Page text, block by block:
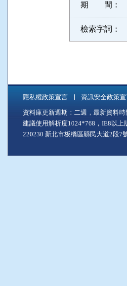
期 間：
檢索字詞：
隱私權政策宣言 資訊安全政策
資料庫更新週期：二週，最新資料時
建議使用解析度1024*768，IE8以上
220230 新北市板橋區縣民大道2段